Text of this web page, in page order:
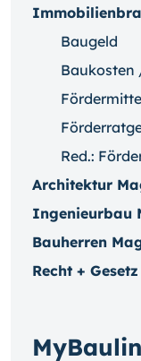
Baugeld
Red.:
Architektur
Ingenieurbau
Bauherren
Recht + Gesetz